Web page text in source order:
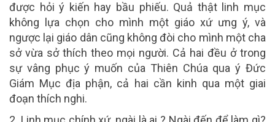
được hỏi ý kiến hay bầu phiếu. Quả thật linh mục
không lựa chọn cho mình một giáo xứ ưng ý, và
ngược lại giáo dân cũng không đòi cho mình một cha
sở vừa sở thích theo mọi người. Cả hai đều ở trong
sự vâng phục ý muốn của Thiên Chúa qua ý Đức
Giám Mục địa phận, cả hai cần kinh qua một giai
đoạn thích nghi.